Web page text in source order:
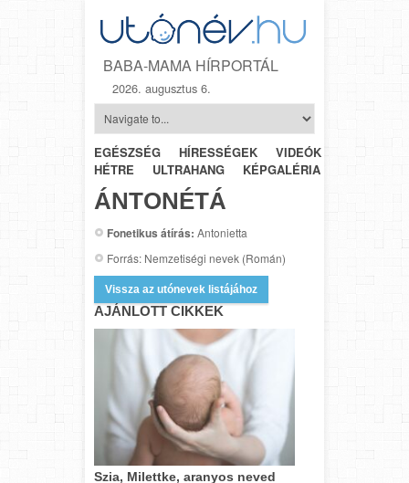
BABA-MAMA HÍRPORTÁL
2026. augusztus 6.
EGÉSZSÉG HÍRESSÉGEK VIDEÓK
HÉTRŐL-
HÉTRE
ULTRAHANG KÉPGALÉRIA
ÁNTONÉTÁ
Fonetikus átírás: Antonietta
Forrás: Nemzetiségi nevek (Román)
Vissza az utónevek listájához
AJÁNLOTT CIKKEK
Szia, Milettke, aranyos neved